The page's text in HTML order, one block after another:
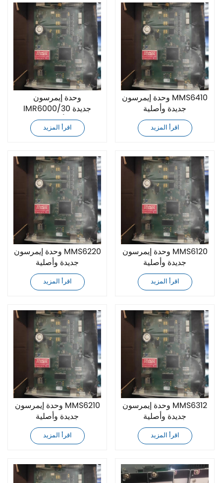
وحدة إيمرسون
IMR6000/30 جديدة
وأصلية
اقرأ المزيد
وحدة إيمرسون MMS6410
جديدة وأصلية
اقرأ المزيد
وحدة إيمرسون MMS6220
جديدة وأصلية
اقرأ المزيد
وحدة إيمرسون MMS6120
جديدة وأصلية
اقرأ المزيد
وحدة إيمرسون MMS6210
جديدة وأصلية
اقرأ المزيد
وحدة إيمرسون MMS6312
جديدة وأصلية
اقرأ المزيد